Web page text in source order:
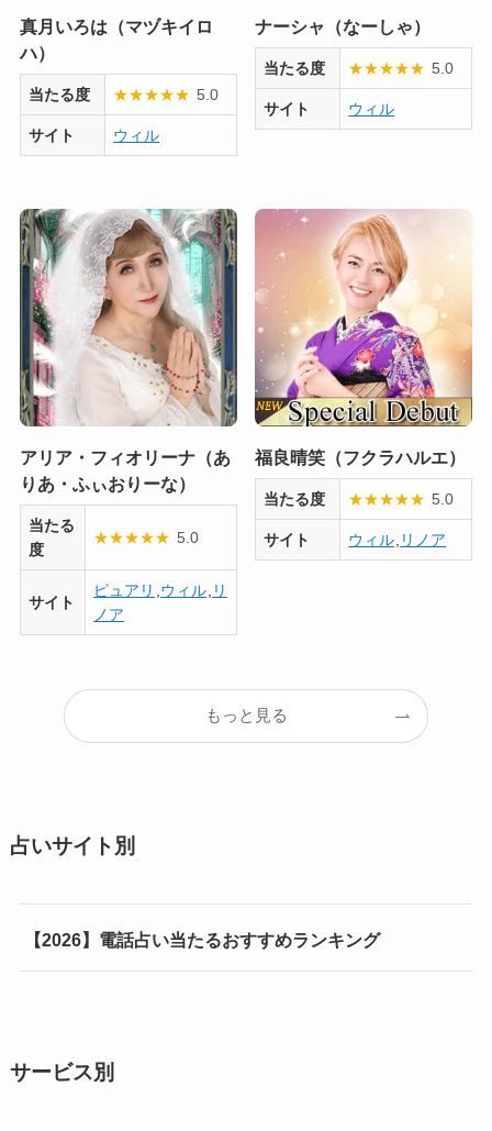
真月いろは（マヅキイロ
ハ）
当たる度 ★★★★★ 5.0
サイト ウィル
ナーシャ（なーしゃ）
当たる度 ★★★★★ 5.0
サイト ウィル
アリア・フィオリーナ（あ
りあ・ふぃおりーな）
当たる
度
★★★★★ 5.0
サイト
ピュアリ ,ウィル, リ
ノア
福良晴笑（フクラハルエ）
当たる度 ★★★★★ 5.0
サイト ウィル, リノア
もっと見る
占いサイト別
【2026】電話占い当たるおすすめランキング
サービス別